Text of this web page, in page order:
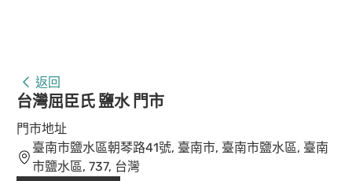
返回
台灣屈臣氏 鹽水 門市
門市地址
臺南市鹽水區朝琴路41號, 臺南市, 臺南市鹽水區, 臺南
市鹽水區, 737, 台灣